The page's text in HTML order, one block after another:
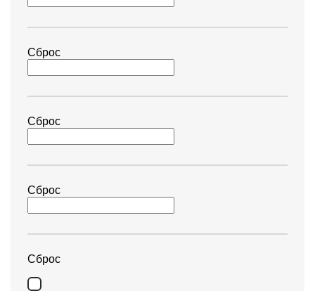
Сброс
Сброс
Сброс
Сброс